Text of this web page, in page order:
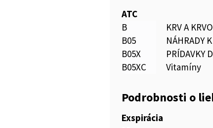
ATC
B
KRV A
B05
NÁHRADY
B05X
PRÍDAVKY
B05XC
Vitamíny
Podrobnosti o
Exspirácia